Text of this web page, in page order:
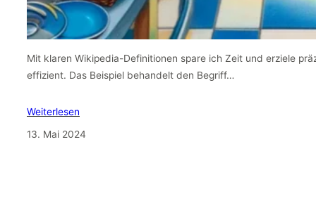
Mit klaren Wikipedia-Definitionen spare ich Zeit und erziele
effizient. Das Beispiel behandelt den Begriff…
Weiterlesen
13. Mai 2024